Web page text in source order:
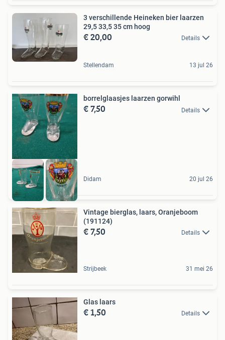
3 verschillende Heineken bier laarzen
29,5 33,5 35 cm hoog
€ 20,00 Details
Stellendam 13 jul 26
borrelglaasjes laarzen gorwihl
€ 7,50 Details
Didam 20 jul 26
Vintage bierglas, laars, Oranjeboom
(191124)
€ 7,50 Details
Strijbeek 31 mei 26
Glas laars
€ 1,50 Details